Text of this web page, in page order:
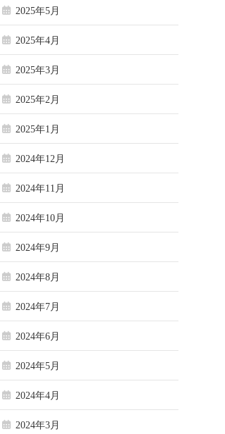
2025年5月
2025年4月
2025年3月
2025年2月
2025年1月
2024年12月
2024年11月
2024年10月
2024年9月
2024年8月
2024年7月
2024年6月
2024年5月
2024年4月
2024年3月